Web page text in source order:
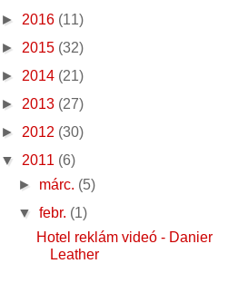
► 2016 (11)
► 2015 (32)
► 2014 (21)
► 2013 (27)
► 2012 (30)
▼ 2011 (6)
► márc. (5)
▼febr. (1)
Hotel reklám videó - Danier
Leather